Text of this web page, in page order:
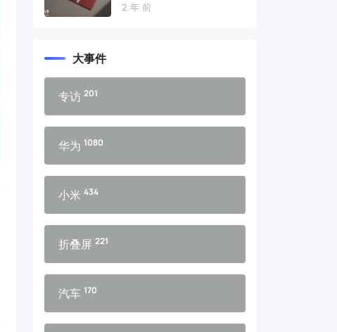
2 年 前
大事件
专访 201
华为 1080
小米 434
折叠屏 221
汽车 170